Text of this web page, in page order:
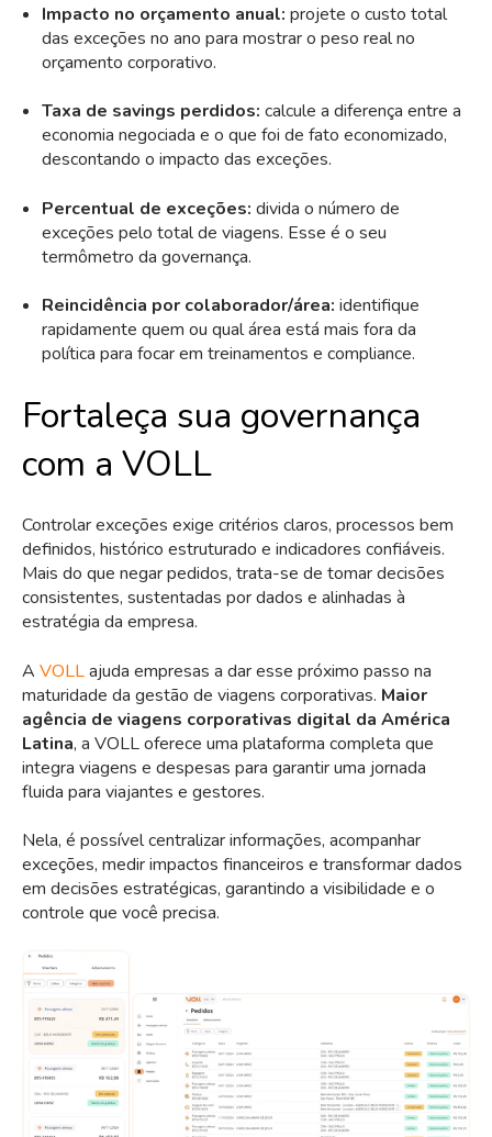
Impacto no orçamento anual: projete o custo total
das exceções no ano para mostrar o peso real no
orçamento corporativo.
Taxa de savings perdidos: calcule a diferença entre a
economia negociada e o que foi de fato economizado,
descontando o impacto das exceções.
Percentual de exceções: divida o número de
exceções pelo total de viagens. Esse é o seu
termômetro da governança.
Reincidência por colaborador/área: identifique
rapidamente quem ou qual área está mais fora da
política para focar em treinamentos e compliance.
Fortaleça sua governança
com a VOLL
Controlar exceções exige critérios claros, processos bem
definidos, histórico estruturado e indicadores confiáveis.
Mais do que negar pedidos, trata-se de tomar decisões
consistentes, sustentadas por dados e alinhadas à
estratégia da empresa.
A VOLLajuda empresas a dar esse próximo passo na
maturidade da gestão de viagens corporativas. Maior
agência de viagens corporativas digital da América
Latina, a VOLL oferece uma plataforma completa que
integra viagens e despesas para garantir uma jornada
fluida para viajantes e gestores.
Nela, é possível centralizar informações, acompanhar
exceções, medir impactos financeiros e transformar dados
em decisões estratégicas, garantindo a visibilidade e o
controle que você precisa.